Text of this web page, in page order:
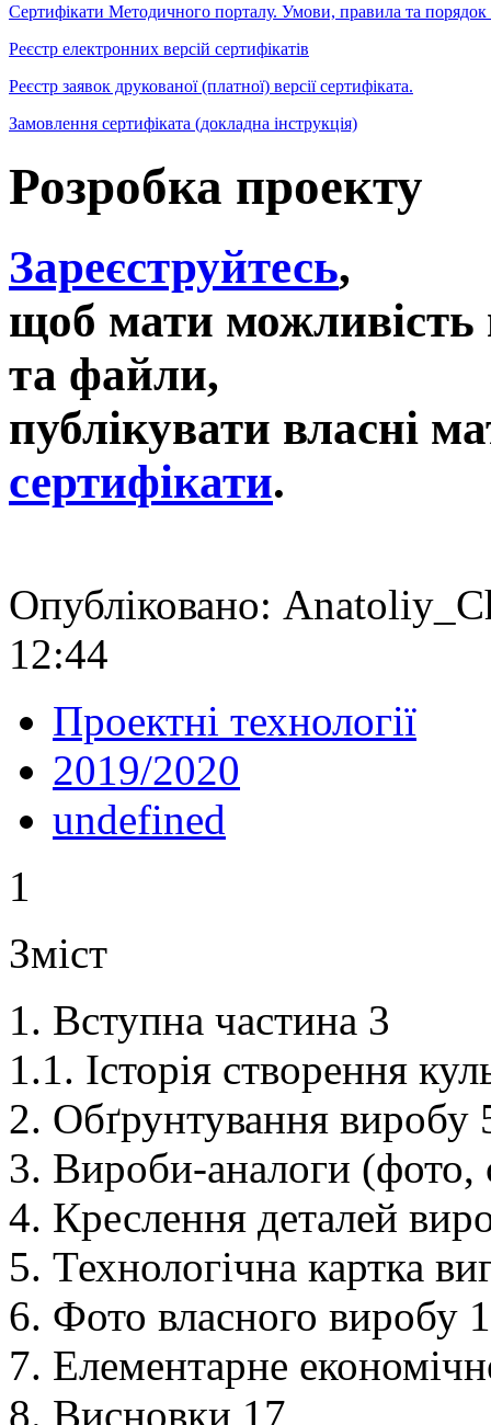
Сертифікати Методичного порталу. Умови, правила та порядок
Реєстр електронних версій сертифікатів
Реєстр заявок друкованої (платної) версії сертифіката.
Замовлення сертифіката (докладна інструкція)
Розробка проекту
Зареєструйтесь,
щоб мати можливість
та файли,
публікувати власні
сертифікати.
Опубліковано:
12:44
Проектні технології
2019/2020
undefined
1
Зміст
1. Вступна частина 3
1.1. Історія створення
2. Обґрунтування виробу
3. Вироби-аналоги (фото,
4. Креслення деталей
5. Технологічна картка
6. Фото власного виробу
7. Елементарне
8. Висновки 17